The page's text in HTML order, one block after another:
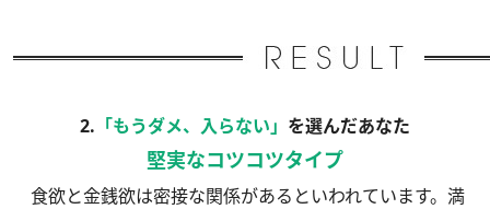
2. 「もうダメ、入らない」 を選んだあなた
堅実なコツコツタイプ
食欲と金銭欲は密接な関係があるといわれています。満